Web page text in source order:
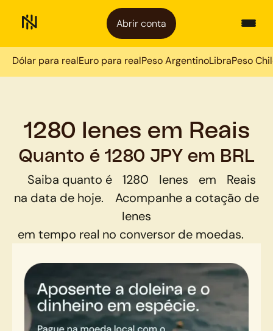
Abrir conta
Dólar para realEuro para realPeso ArgentinoLibraPeso
1280 Ienes em Reais
Quanto é 1280 JPY em BRL
Saiba quanto é 1280 Ienes em
Reais
na data de hoje.
Acompanhe a cotação de
Ienes
em tempo real no conversor de moedas.